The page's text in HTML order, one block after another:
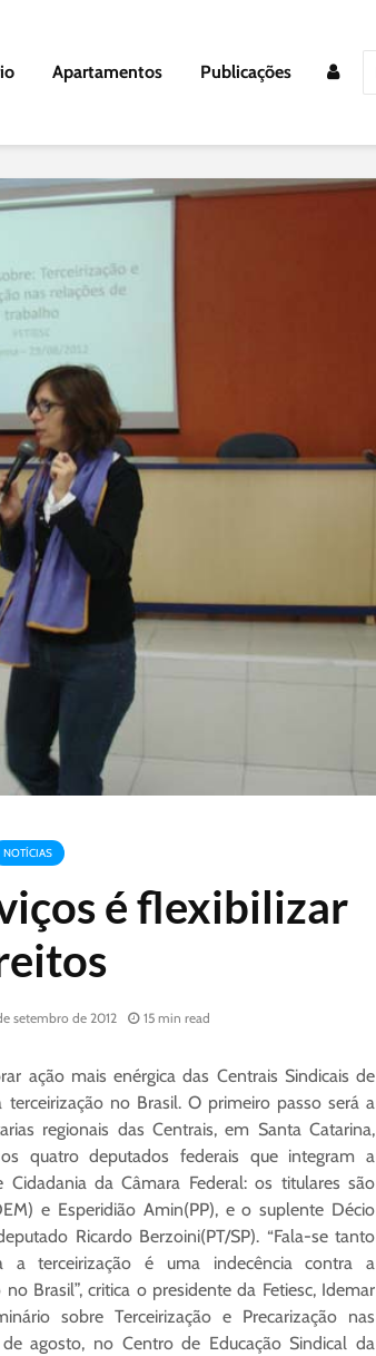
Apartamentos Publicações
NOTÍCIAS
é flexibilizar
setembro de 2012 15 min read
ação mais enérgica das Centrais Sindicais de
no Brasil. O primeiro passo será a
regionais das Centrais, em Santa Catarina,
quatro deputados federais que integram a
da Câmara Federal: os titulares são
e Esperidião Amin(PP), e o suplente Décio
Ricardo Berzoini(PT/SP). “Fala-se tanto
terceirização é uma indecência contra a
Brasil”, critica o presidente da Fetiesc, Idemar
sobre Terceirização e Precarização nas
agosto, no Centro de Educação Sindical da